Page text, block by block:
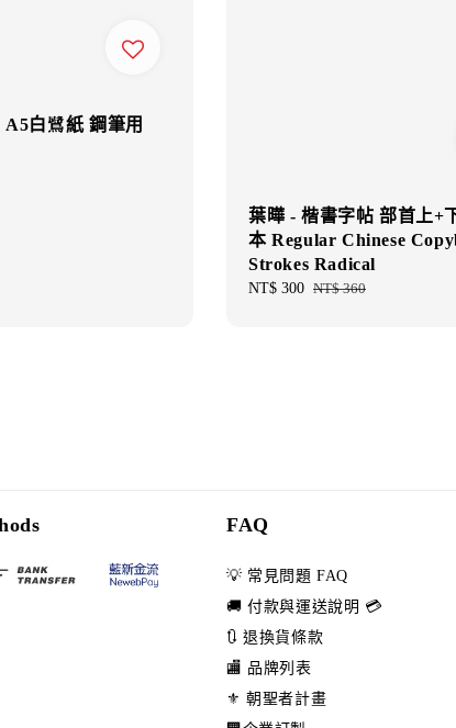
A5白鷺紙 鋼筆用
葉曄 - 楷書字帖 部首上+
本 Regular Chinese
Strokes Radical
Sale
NT$ 300 Regular
NT$ 360
FAQ
💡 常見問題 FAQ
🚚 付款與運送說明 💳
🔃 退換貨條款
🏬 品牌列表
⚜️ 朝聖者計畫